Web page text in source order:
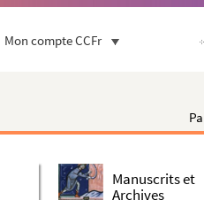
Mon compte CCFr
Manuscrits et
Archives